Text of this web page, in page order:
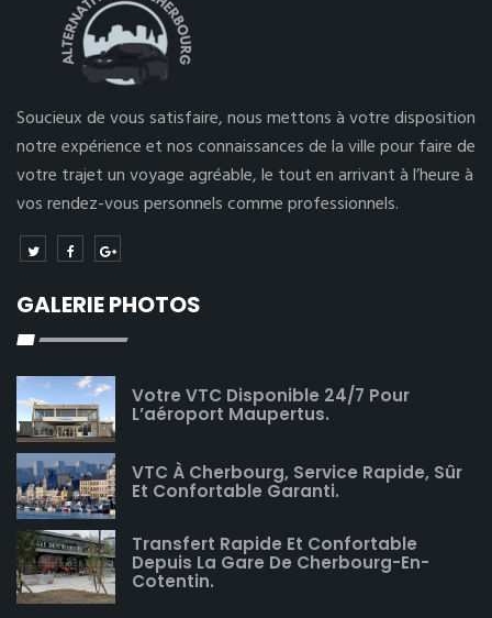
Soucieux de vous satisfaire, nous mettons à votre disposition
notre expérience et nos connaissances de la ville pour faire de
votre trajet un voyage agréable, le tout en arrivant à l’heure à
vos rendez-vous personnels comme professionnels.
GALERIE PHOTOS
Votre VTC Disponible 24/7 Pour
L’aéroport Maupertus.
VTC À Cherbourg, Service Rapide, Sûr
Et Confortable Garanti.
Transfert Rapide Et Confortable
Depuis La Gare De Cherbourg-En-
Cotentin.